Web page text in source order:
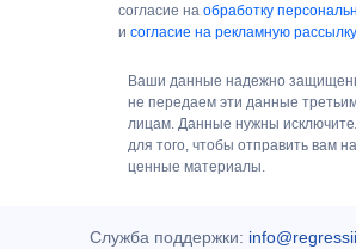
Ваши данные надежно
не передаем эти данные
лицам. Данные нужны
для того, чтобы отправить вам
ценные материалы.
согласие на обработку
и согласие на рекламную рассылку
Служба поддержки: